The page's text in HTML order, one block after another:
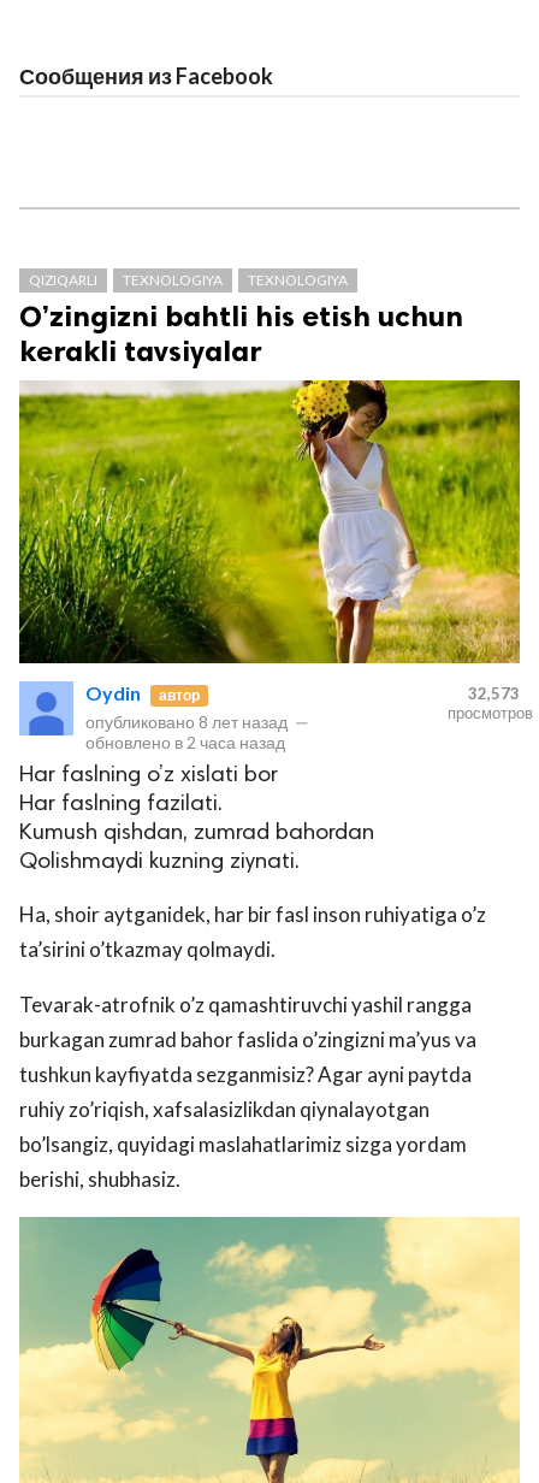
Сообщения из Facebook
QIZIQARLI TEXNOLOGIYA TEXNOLOGIYA
O’zingizni bahtli his etish uchun
kerakli tavsiyalar
Oydin автор
опубликовано 8 лет назад —
обновлено в 2 часа назад
32,573
просмотров
Har faslning o’z xislati bor
Har faslning fazilati.
Kumush qishdan, zumrad bahordan
Qolishmaydi kuzning ziynati.
Ha, shoir aytganidek, har bir fasl inson ruhiyatiga o’z
ta’sirini o’tkazmay qolmaydi.
Tevarak-atrofnik o’z qamashtiruvchi yashil rangga
burkagan zumrad bahor faslida o’zingizni ma’yus va
tushkun kayfiyatda sezganmisiz? Agar ayni paytda
ruhiy zo’riqish, xafsalasizlikdan qiynalayotgan
bo’lsangiz, quyidagi maslahatlarimiz sizga yordam
berishi, shubhasiz.